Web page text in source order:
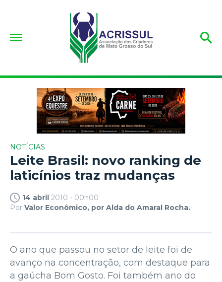
NOTÍCIAS
Leite Brasil: novo ranking de
laticínios traz mudanças
14 abril 2010 - 00h00
Por Valor Econômico, por Alda do Amaral Rocha.
O ano que passou no setor de leite foi de
avanço na concentração, com destaque para
a gaúcha Bom Gosto. Foi também ano do